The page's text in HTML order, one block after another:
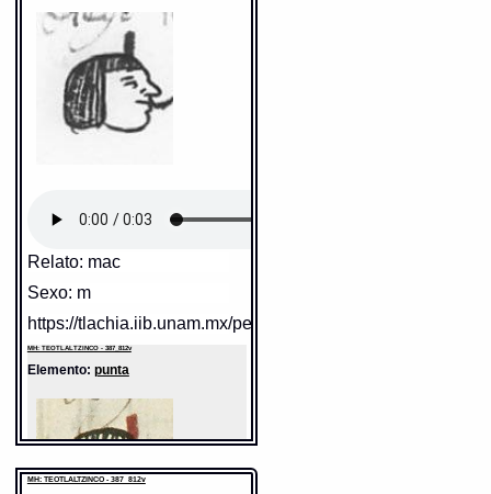
Relato: mac
Sexo: m
https://tlachia.iib.unam.mx/personaje/387_812v_01
MH: TEOTLALTZINCO - 387_812v
Elemento: punta
MH: TEOTLALTZINCO - 387_812v